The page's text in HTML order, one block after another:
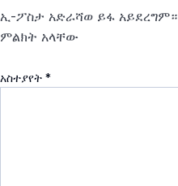
ኢ-ፖስታ አድራሻወ ይፋ አይደረግም።
ምልክት አላቸው
አስተያየት *